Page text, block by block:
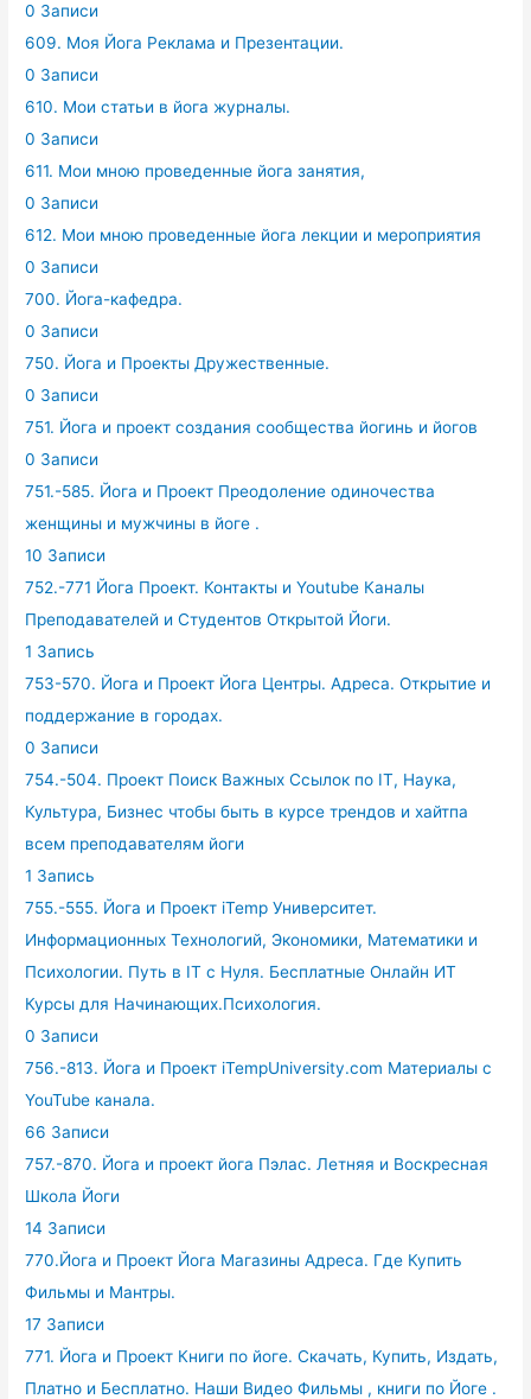
0 Записи
609. Моя Йога Реклама и Презентации.
0 Записи
610. Мои статьи в йога журналы.
0 Записи
611. Мои мною проведенные йога занятия,
0 Записи
612. Мои мною проведенные йога лекции и мероприятия
0 Записи
700. Йога-кафедра.
0 Записи
750. Йога и Проекты Дружественные.
0 Записи
751. Йога и проект создания сообщества йогинь и йогов
0 Записи
751.-585. Йога и Проект Преодоление одиночества
женщины и мужчины в йоге .
10 Записи
752.-771 Йога Проект. Контакты и Youtube Каналы
Преподавателей и Студентов Открытой Йоги.
1 Запись
753-570. Йога и Проект Йога Центры. Адреса. Открытие и
поддержание в городах.
0 Записи
754.-504. Проект Поиск Важных Ссылок по IT, Наука,
Культура, Бизнес чтобы быть в курсе трендов и хайтпа
всем преподавателям йоги
1 Запись
755.-555. Йога и Проект iTemp Университет.
Информационных Технологий, Экономики, Математики и
Психологии. Путь в IT с Нуля. Бесплатные Онлайн ИТ
Курсы для Начинающих.Психология.
0 Записи
756.-813. Йога и Проект iTempUniversity.com Материалы с
YouTube канала.
66 Записи
757.-870. Йога и проект йога Пэлас. Летняя и Воскресная
Школа Йоги
14 Записи
770.Йога и Проект Йога Магазины Адреса. Где Купить
Фильмы и Мантры.
17 Записи
771. Йога и Проект Книги по йоге. Скачать, Купить, Издать,
Платно и Бесплатно. Наши Видео Фильмы , книги по Йоге .